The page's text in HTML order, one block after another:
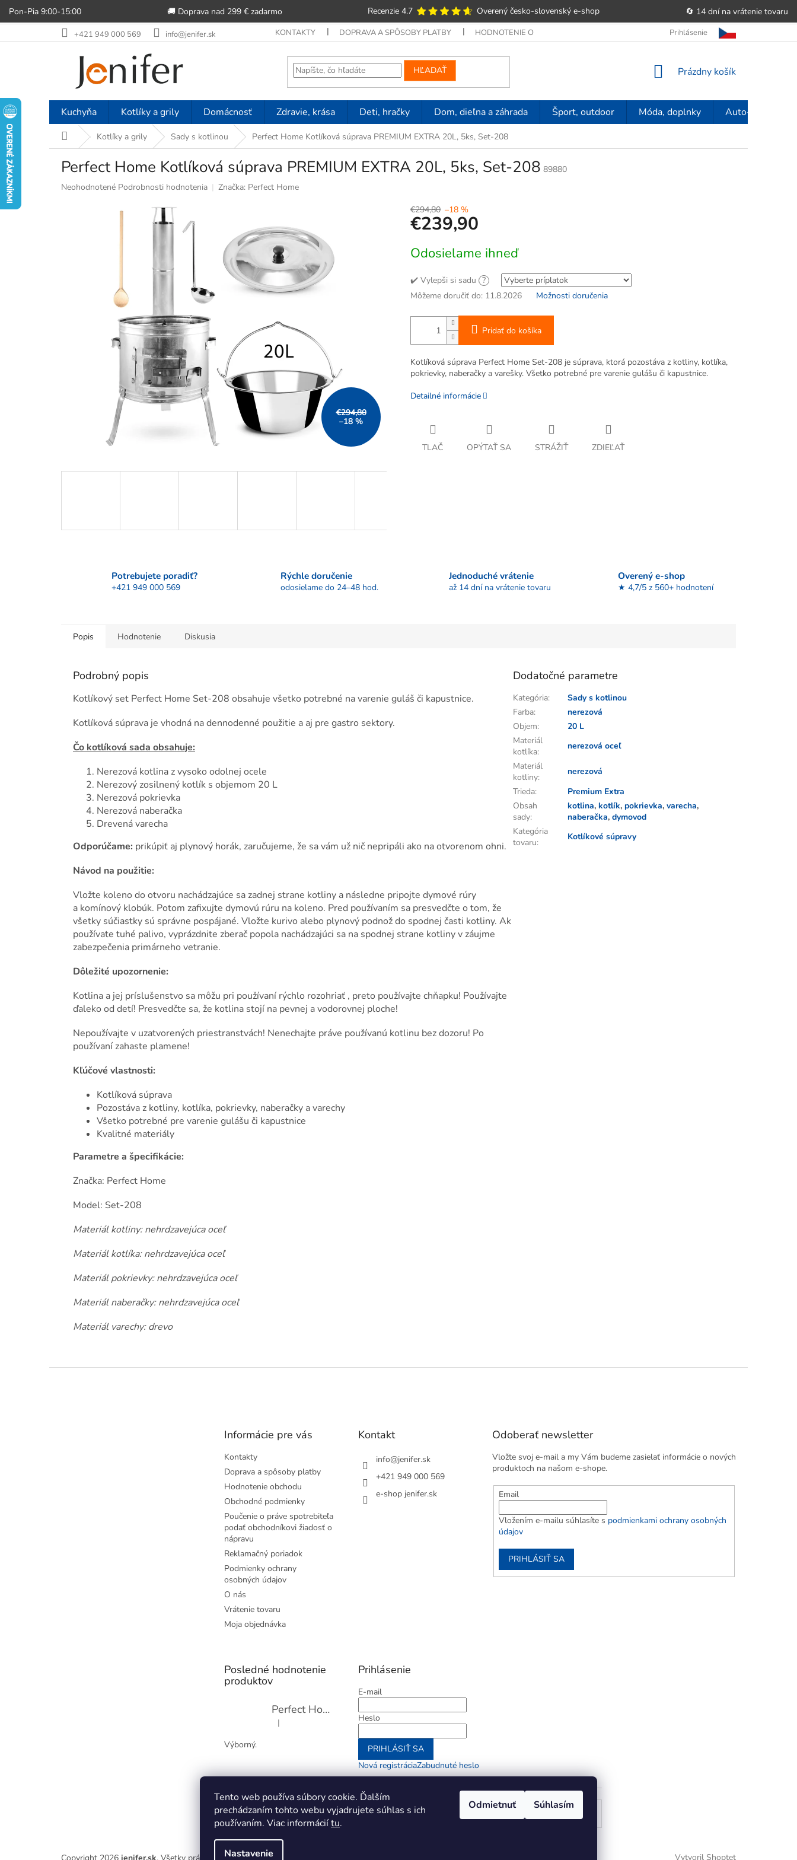
Pon-Pia 9:00-15:00 🚚 Doprava nad 299 € zadarmo Recenzie 4.7 Overený česko-slovenský e‑shop 🔄 14 dní na vrátenie tovaru
Tento web používa súbory cookie. Ďalším
prechádzaním tohto webu vyjadrujete súhlas s ich
používaním. Viac informáciítu.
Nastavenie
Odmietnuť Súhlasím
na
+421 949 000 569 info@jenifer.sk KONTAKTY DOPRAVA A SPÔSOBY PLATBY HODNOTENIE OBCHODU OBCHODNÉ PODMIENKY POUČENIE O PRÁVE
Prihlásenie
HĽADAŤ
NÁKUPNÝ
Prázdny košík
Kuchyňa Kotlíky a grily Domácnosť Zdravie, krása Deti, hračky Dom, dieľna a záhrada Šport, outdoor Móda, doplnky Auto-moto
DomovKotlíky a grily Sady s kotlinou Perfect Home Kotlíková súprava PREMIUM EXTRA 20L, 5ks, Set-208
Perfect Home Kotlíková súprava PREMIUM EXTRA 20L, 5ks, Set-208 89880
Priemerné
Neohodnotené Podrobnosti hodnotenia Značka: Perfect Home
€294,80
–18 %
€294,80 –18 %
€239,90
cena:
Odosielame ihneď
✔️ Vylepši si sadu ?
Môžeme doručiť do: 11.8.2026 Možnosti doručenia
Pridať do košíka
Kotlíková súprava Perfect Home Set-208 je súprava, ktorá pozostáva z kotliny, kotlíka,
pokrievky, naberačky a varešky. Všetko potrebné pre varenie gulášu či kapustnice.
Detailné informácie
TLAČ OPÝTAŤ SA STRÁŽIŤ ZDIEĽAŤ
Potrebujete poradiť?
+421 949 000 569
Rýchle doručenie
odosielame do 24–48 hod.
Jednoduché vrátenie
až 14 dní na vrátenie tovaru
Overený e-shop
★ 4,7/5 z 560+ hodnotení
Popis Hodnotenie Diskusia
Podrobný popis
Kotlíkový set Perfect Home Set-208 obsahuje všetko potrebné na varenie guláš či kapustnice.
Kotlíková súprava je vhodná na dennodenné použitie a aj pre gastro sektory.
Čo kotlíková sada obsahuje:
Nerezová kotlina z vysoko odolnej ocele
Nerezový zosilnený kotlík s objemom 20 L
Nerezová pokrievka
Nerezová naberačka
Drevená varecha
Odporúčame: prikúpiť aj plynový horák, zaručujeme, že sa vám už nič nepripáli ako na otvorenom ohni.
Návod na použitie:
Vložte koleno do otvoru nachádzajúce sa zadnej strane kotliny a následne pripojte dymové rúry
a komínový klobúk. Potom zafixujte dymovú rúru na koleno. Pred používaním sa presvedčte o tom, že
všetky súčiastky sú správne pospájané. Vložte kurivo alebo plynový podnož do spodnej časti kotliny. Ak
používate tuhé palivo, vyprázdnite zberač popola nachádzajúci sa na spodnej strane kotliny v záujme
zabezpečenia primárneho vetranie.
Dôležité upozornenie:
Kotlina a jej príslušenstvo sa môžu pri používaní rýchlo rozohriať , preto používajte chňapku! Používajte
ďaleko od detí! Presvedčte sa, že kotlina stojí na pevnej a vodorovnej ploche!
Nepoužívajte v uzatvorených priestranstvách! Nenechajte práve používanú kotlinu bez dozoru! Po
používaní zahaste plamene!
Kľúčové vlastnosti:
Kotlíková súprava
Pozostáva z kotliny, kotlíka, pokrievky, naberačky a varechy
Všetko potrebné pre varenie gulášu či kapustnice
Kvalitné materiály
Parametre a špecifikácie:
Značka: Perfect Home
Model: Set-208
Materiál kotliny: nehrdzavejúca oceľ
Materiál kotlíka: nehrdzavejúca oceľ
Materiál pokrievky: nehrdzavejúca oceľ
Materiál naberačky: nehrdzavejúca oceľ
Materiál varechy: drevo
Dodatočné parametre
Kategória:
Sady s kotlinou
Farba:
nerezová
Objem:
20 L
Materiál
kotlíka:
nerezová oceľ
Materiál
kotliny:
nerezová
Trieda:
Premium Extra
Obsah
sady:
kotlina,kotlík,pokrievka,varecha,
naberačka,dymovod
Kategória
tovaru:
Kotlíkové súpravy
Informácie pre vás
Kontakty
Doprava a spôsoby platby
Hodnotenie obchodu
Obchodné podmienky
Poučenie o práve spotrebiteľa
podať obchodníkovi žiadosť o
nápravu
Reklamačný poriadok
Podmienky ochrany
osobných údajov
O nás
Vrátenie tovaru
Moja objednávka
Kontakt
info@jenifer.sk
+421 949 000 569
e-shop jenifer.sk
Odoberať newsletter
Vložte svoj e-mail a my Vám budeme zasielať informácie o nových
produktoch na našom e-shope.
Email
Vložením e-mailu súhlasíte s podmienkami ochrany osobných
údajov
PRIHLÁSIŤ SA
Posledné hodnotenie
produktov
Perfect Home Tĺčik na mäso so sekáčikom, 56893
Hodnotenie produktu je 5 z 5 hviezdičiek.
|
Výborný.
Prihlásenie
E-mail
Heslo
PRIHLÁSIŤ SA
Nová registráciaZabudnuté heslo
alebo
Vytvoril Shoptet